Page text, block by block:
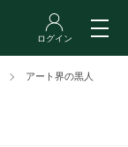
アート界の黒人